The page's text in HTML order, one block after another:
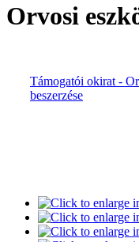
Orvosi
Támogatói okirat -
beszerzése